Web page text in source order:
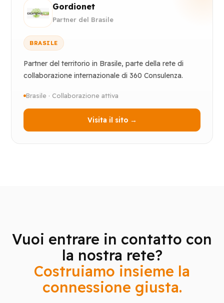
Gordionet
Partner del Brasile
BRASILE
Partner del territorio in Brasile, parte della rete di
collaborazione internazionale di 360 Consulenza.
Brasile · Collaborazione attiva
Visita il sito →
Vuoi entrare in contatto con
la nostra rete?
Costruiamo insieme la
connessione giusta.